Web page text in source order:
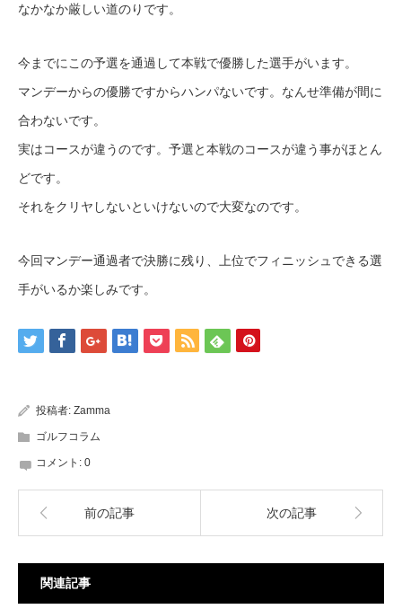
なかなか厳しい道のりです。
今までにこの予選を通過して本戦で優勝した選手がいます。
マンデーからの優勝ですからハンパないです。なんせ準備が間に
合わないです。
実はコースが違うのです。予選と本戦のコースが違う事がほとん
どです。
それをクリヤしないといけないので大変なのです。
今回マンデー通過者で決勝に残り、上位でフィニッシュできる選
手がいるか楽しみです。
投稿者: Zamma
ゴルフコラム
コメント: 0
前の記事 次の記事
関連記事